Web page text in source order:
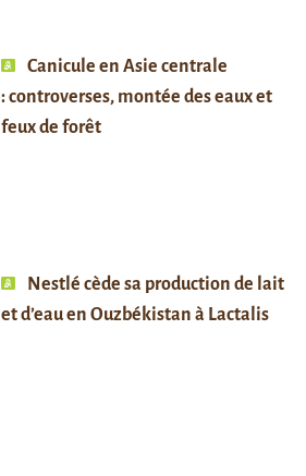
Canicule en Asie centrale
: controverses, montée des eaux et
feux de forêt
Nestlé cède sa production de lait
et d’eau en Ouzbékistan à Lactalis